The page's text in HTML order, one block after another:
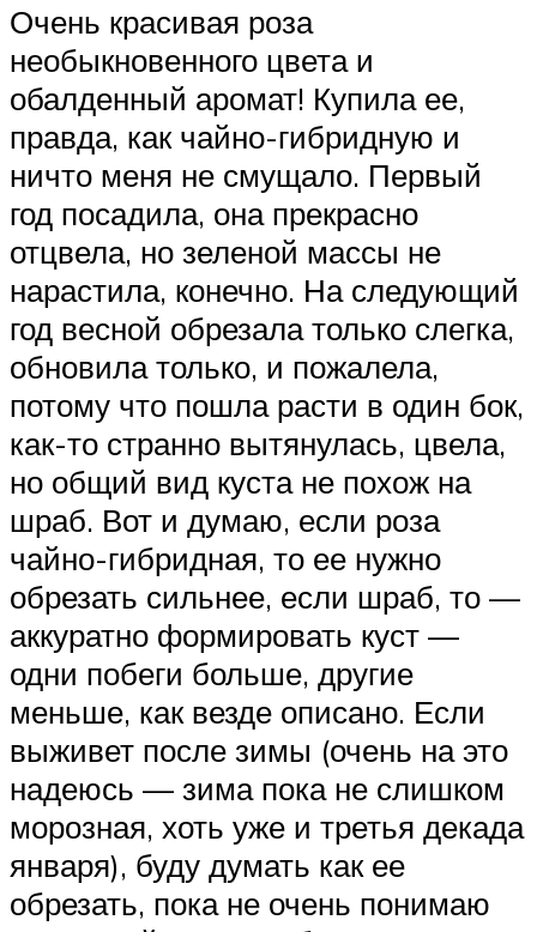
Очень красивая роза
необыкновенного цвета и
обалденный аромат! Купила ее,
правда, как чайно-гибридную и
ничто меня не смущало. Первый
год посадила, она прекрасно
отцвела, но зеленой массы не
нарастила, конечно. На следующий
год весной обрезала только слегка,
обновила только, и пожалела,
потому что пошла расти в один бок,
как-то странно вытянулась, цвела,
но общий вид куста не похож на
шраб. Вот и думаю, если роза
чайно-гибридная, то ее нужно
обрезать сильнее, если шраб, то —
аккуратно формировать куст —
одни побеги больше, другие
меньше, как везде описано. Если
выживет после зимы (очень на это
надеюсь — зима пока не слишком
морозная, хоть уже и третья декада
января), буду думать как ее
обрезать, пока не очень понимаю